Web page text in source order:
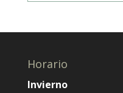
Horario
Invierno